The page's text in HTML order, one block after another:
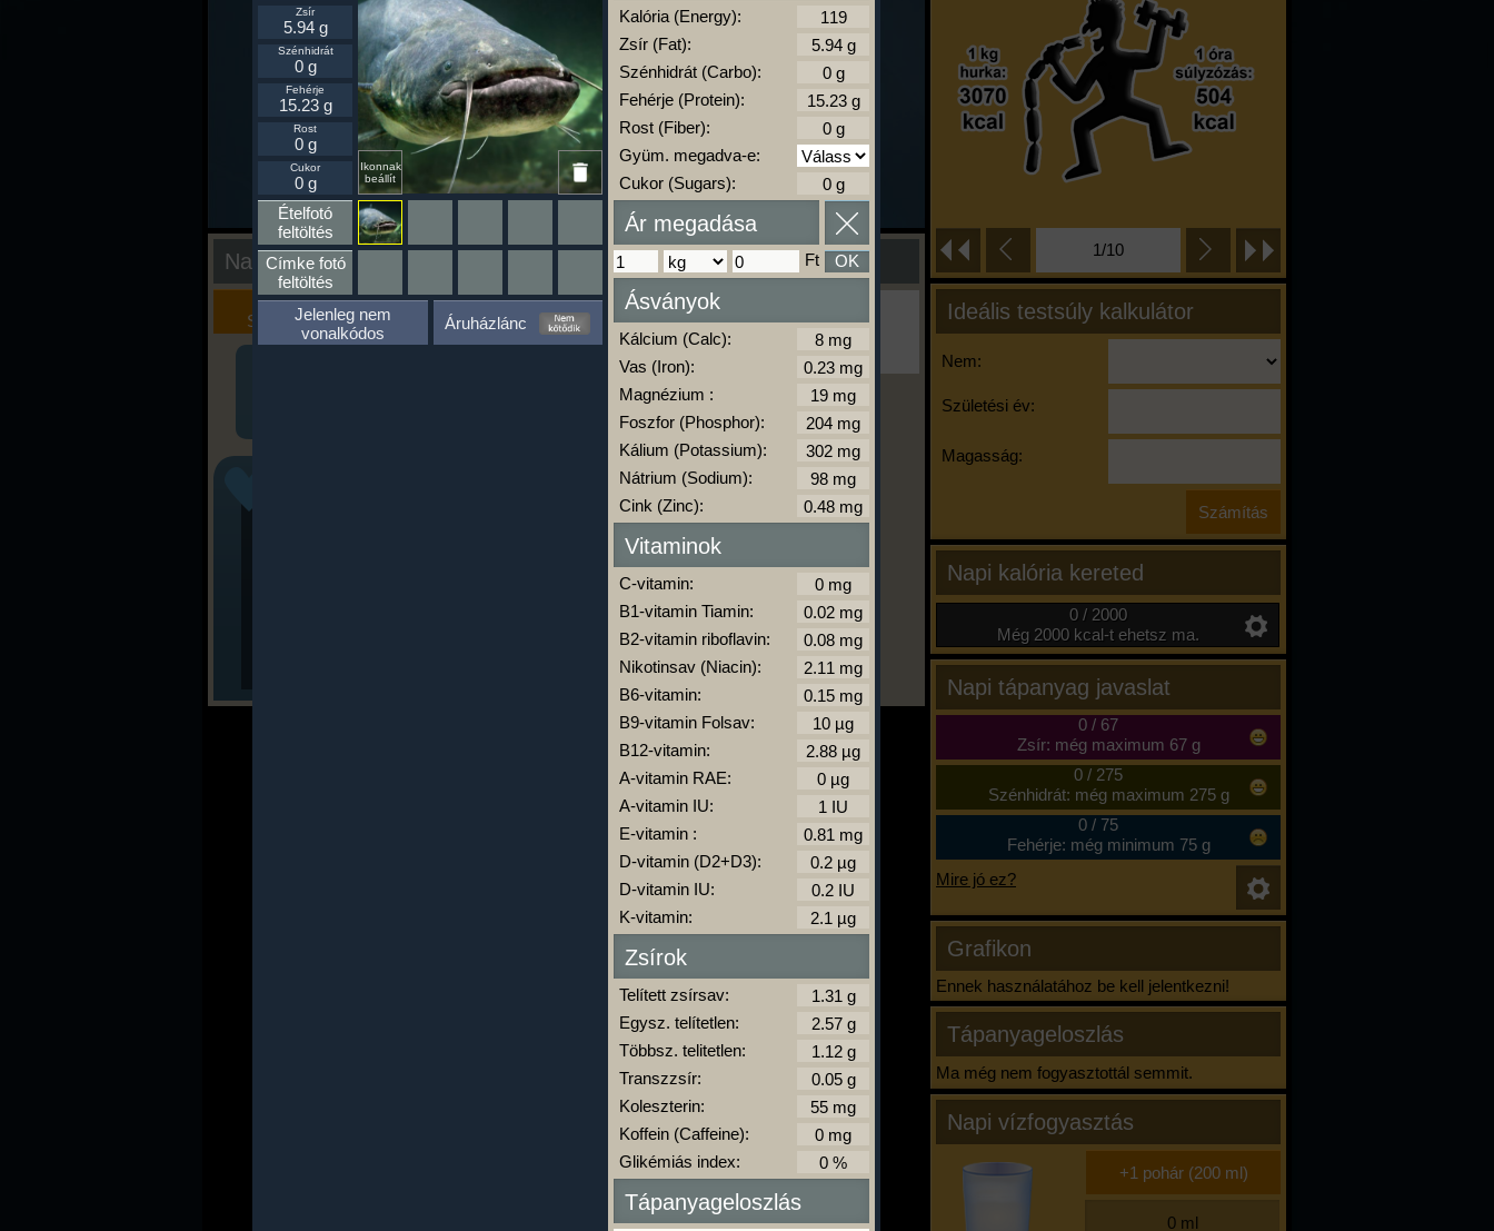
1/10
Ideális testsúly kalkulátor
Nem:
Születési év:
Magasság:
Napi kalória kereted
0 / 2000
Még 2000 kcal-t ehetsz ma.
Napi tápanyag javaslat
0/ 67
Zsír: még maximum 67 g
0/ 275
Szénhidrát: még maximum 275 g
0/ 75
Fehérje: még minimum 75 g
Mire jó ez?
Grafikon
Ennek használatához be kell jelentkezni!
Tápanyageloszlás
Ma még nem fogyasztottál semmit.
Napi vízfogyasztás
Nap kiértékelése
Kalória
Szimulátor
Szöveges
Értékelés
Ha ma már nem eszel/sportolsz többet,
kattints a kiértékelésre!
A Kalória Szimulátor Prémium funkció.
-
Ikonnak
beállít
Zsír
5.94 g
Szénhidrát
0 g
Fehérje
15.23 g
Rost
0 g
Cukor
0 g
Ételfotó
feltöltés
Címke fotó
feltöltés
Jelenleg nem
vonalkódos
Áruházlánc
Kalória (Energy):
Zsír (Fat):
Szénhidrát (Carbo):
Fehérje (Protein):
Rost (Fiber):
Gyüm. megadva-e:
Cukor (Sugars):
Ár megadása
Ft OK
Ásványok
Kálcium (Calc):
Vas (Iron):
Magnézium :
Foszfor (Phosphor):
Kálium (Potassium):
Nátrium (Sodium):
Cink (Zinc):
Vitaminok
C-vitamin:
B1-vitamin Tiamin:
B2-vitamin riboflavin:
Nikotinsav (Niacin):
B6-vitamin:
B9-vitamin Folsav:
B12-vitamin:
A-vitamin RAE:
A-vitamin IU:
E-vitamin :
D-vitamin (D2+D3):
D-vitamin IU:
K-vitamin:
Zsírok
Telített zsírsav:
Egysz. telítetlen:
Többsz. telitetlen:
Transzzsír:
Koleszterin:
Koffein (Caffeine):
Glikémiás index:
Tápanyageloszlás